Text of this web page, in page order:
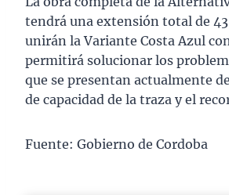
tendrá una extensión total de
unirán la Variante Costa Azul
permitirá solucionar los
que se presentan actualmente
de capacidad de la traza y el
Fuente: Gobierno de Cordoba